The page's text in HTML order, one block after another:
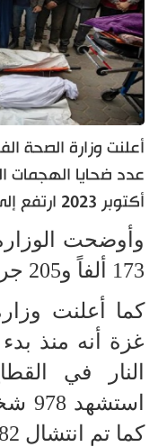
أعلنت وزارة الصحة
أكتوبر 2023 ارتفع إلى 72 ألفاً و988 شهيداً.
وأوضحت
173 ألفاً و205 جرحى.
كما أعلنت
غزة أنه منذ
كما تم انتشال 782 جثماناً من تحت الأنقاض.